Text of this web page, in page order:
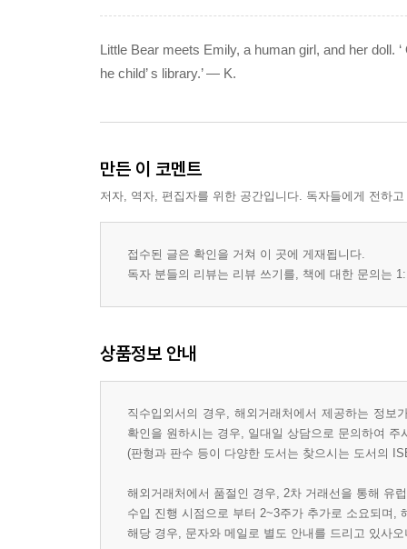
Little Bear meets Emily, a human girl, and her doll.
he child’ s library.’ — K.
만든 이 코멘트
저자, 역자, 편집자를 위한 공간입니다. 독자들에게 전하
접수된 글은 확인을 거쳐 이 곳에 게재됩니다.
독자 분들의 리뷰는 리뷰 쓰기를, 책에 대한 문의는
상품정보 안내
직수입외서의 경우, 해외거래처에서 제공하는 정
확인을 원하시는 경우, 일대일 상담으로 문의하여 주
(판형과 판수 등이 다양한 도서는 찾으시는 도서의
해외거래처에서 품절인 경우, 2차 거래선을 통해 유
수입 진행 시점으로 부터 2~3주가 추가로 소요되며,
해당 경우, 문자와 메일로 별도 안내를 드리고 있사